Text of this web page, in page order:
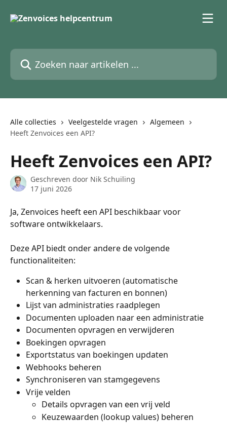
Zoeken naar artikelen ...
Alle collecties Veelgestelde vragen
Algemeen
Heeft Zenvoices een API?
Heeft Zenvoices een API?
Geschreven door Nik Schuiling
17 juni 2026
Ja, Zenvoices heeft een API beschikbaar voor
software ontwikkelaars.
Deze API biedt onder andere de volgende
functionaliteiten:
Scan & herken uitvoeren (automatische
herkenning van facturen en bonnen)
Lijst van administraties raadplegen
Documenten uploaden naar een administratie
Documenten opvragen en verwijderen
Boekingen opvragen
Exportstatus van boekingen updaten
Webhooks beheren
Synchroniseren van stamgegevens
Vrije velden
Details opvragen van een vrij veld
Keuzewaarden (lookup values) beheren